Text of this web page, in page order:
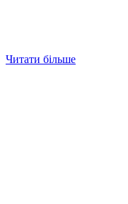
Читати більше